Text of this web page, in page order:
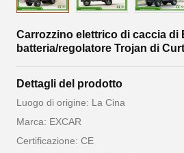
Carrozzino elettrico di caccia di
batteria/regolatore Trojan di
Dettagli del prodotto
Luogo di origine: La Cina
Marca: EXCAR
Certificazione: CE